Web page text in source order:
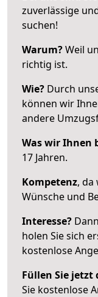
zuverlässige
suchen!
Warum?Weil
richtig ist.
Wie? Durch
können wir
andere
Was wir Ihnen
17 Jahren.
Kompetenz, da
Wünsche und
Interesse?
holen Sie sich
kostenlose
Füllen Sie jetzt
Sie kostenlose